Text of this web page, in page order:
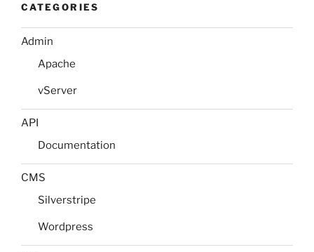
CATEGORIES
Admin
Apache
vServer
API
Documentation
CMS
Silverstripe
Wordpress